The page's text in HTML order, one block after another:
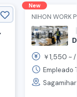
New
NIHON WORK
￥1,550 ~ /
Empleado